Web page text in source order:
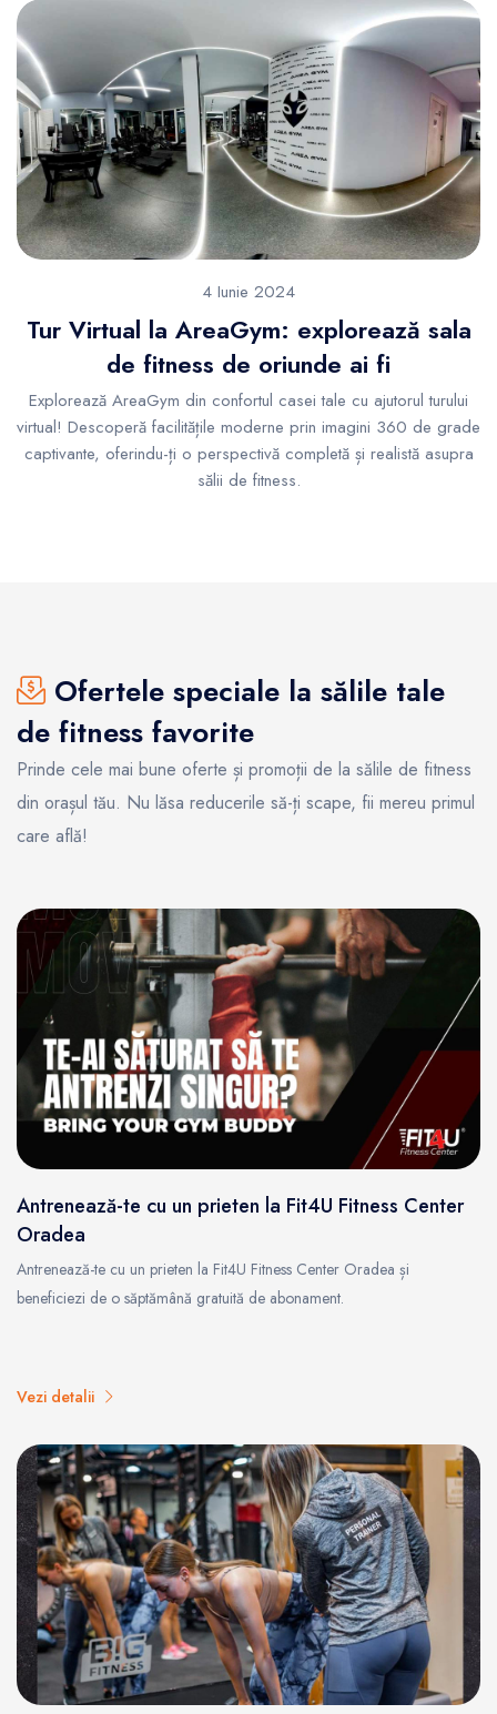
4 Iunie 2024
Tur Virtual la AreaGym: explorează sala
de fitness de oriunde ai fi
Explorează AreaGym din confortul casei tale cu ajutorul turului
virtual! Descoperă facilitățile moderne prin imagini 360 de grade
captivante, oferindu-ți o perspectivă completă și realistă asupra
sălii de fitness.
Ofertele speciale la sălile tale
de fitness favorite
Prinde cele mai bune oferte și promoții de la sălile de fitness
din orașul tău. Nu lăsa reducerile să-ți scape, fii mereu primul
care află!
Antrenează-te cu un prieten la Fit4U Fitness Center
Oradea
Antrenează-te cu un prieten la Fit4U Fitness Center Oradea și
beneficiezi de o săptămână gratuită de abonament.
Vezi detalii